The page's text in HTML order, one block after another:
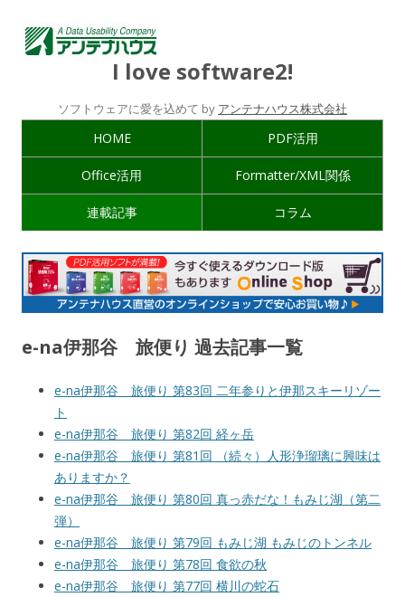
I love software2!
ソフトウェアに愛を込めて by アンテナハウス株式会社
HOME PDF活用
Office活用 Formatter/XML関係
連載記事 コラム
e-na伊那谷 旅便り 過去記事一覧
e-na伊那谷 旅便り 第83回 二年参りと伊那スキーリゾー
ト
e-na伊那谷 旅便り 第82回 経ヶ岳
e-na伊那谷 旅便り 第81回 （続々）人形浄瑠璃に興味は
ありますか？
e-na伊那谷 旅便り 第80回 真っ赤だな！もみじ湖（第二
弾）
e-na伊那谷 旅便り 第79回 もみじ湖 もみじのトンネル
e-na伊那谷 旅便り 第78回 食欲の秋
e-na伊那谷 旅便り 第77回 横川の蛇石